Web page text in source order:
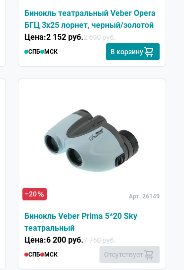
Бинокль театральный Veber Opera
БГЦ 3x25 лорнет, черный/золотой
Цена:2 152 руб.2 690 руб.
СПБ МСК В корзину
–20 Арт. 26149
Бинокль Veber Prima 5*20 Sky
театральный
Цена:6 200 руб.7 750 руб.
СПБ МСК Отсутствует